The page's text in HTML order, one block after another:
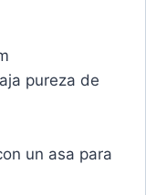
pureza de
un asa para